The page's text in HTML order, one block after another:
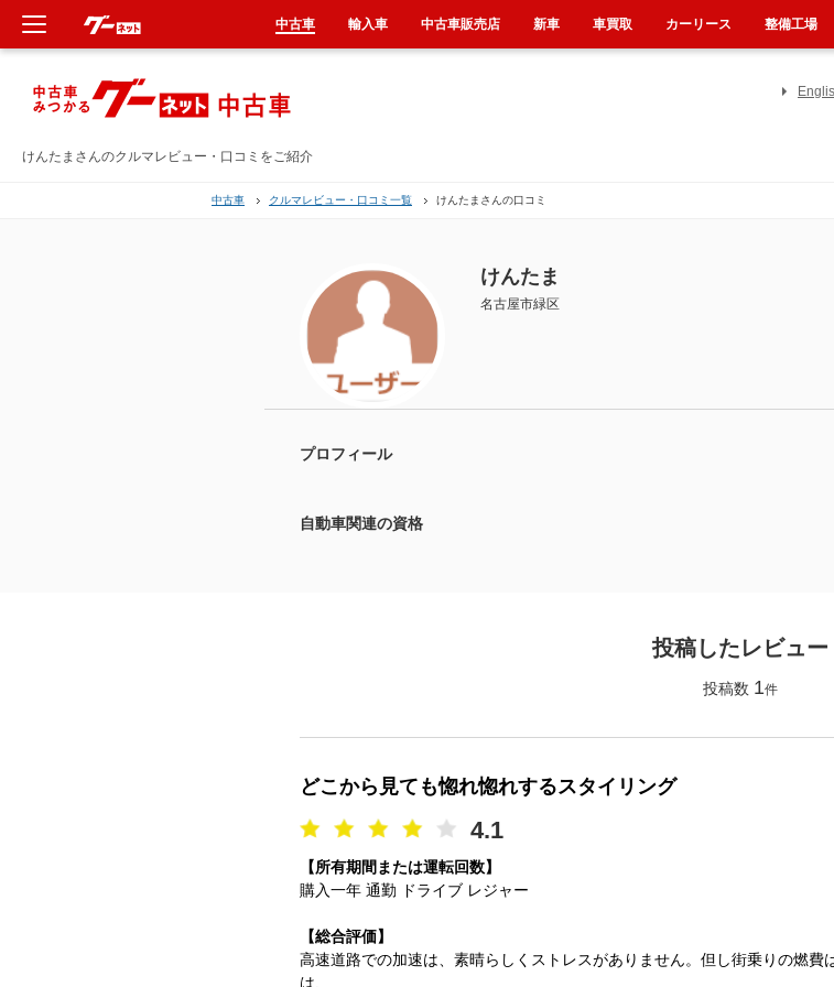
けんたまさんのクルマレビュー・口コミをご紹介
中古車 クルマレビュー・口コミ一覧 けんたまさんの口コミ
けんたま
名古屋市緑区
プロフィール
自動車関連の資格
投稿したレビュー
投稿数 1件
どこから見ても惚れ惚れするスタイリング
4.1
【所有期間または運転回数】
購入一年 通勤 ドライブ レジャー
【総合評価】
高速道路での加速は、素晴らしくストレスがありません。但し街乗りの燃
は、
中古車 輸入車 中古車販売店 新車 車買取 カーリース 整備工場
新車
中古車